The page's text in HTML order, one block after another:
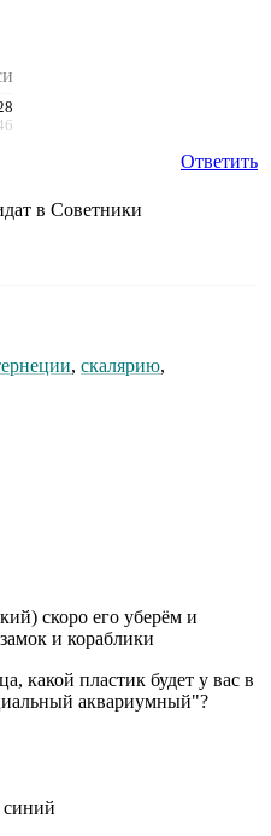
Ответить
в Советники
, скалярию,
скоро его уберëм и
и кораблики
какой пластик будет у вас в
аквариумный"?
синий